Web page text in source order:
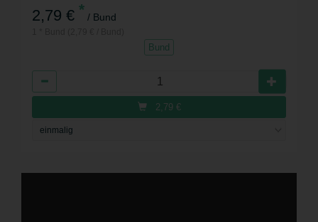
2,79 € * / Bund
Bund
2,79 €